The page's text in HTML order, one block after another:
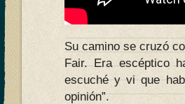
Su camino se cruzó
Fair. Era escéptico
escuché y vi que
opinión”.